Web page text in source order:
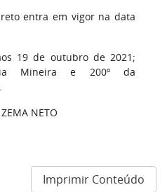
entra em vigor na data
19 de outubro de 2021;
Mineira e 200º da
NETO
Imprimir Conteúdo